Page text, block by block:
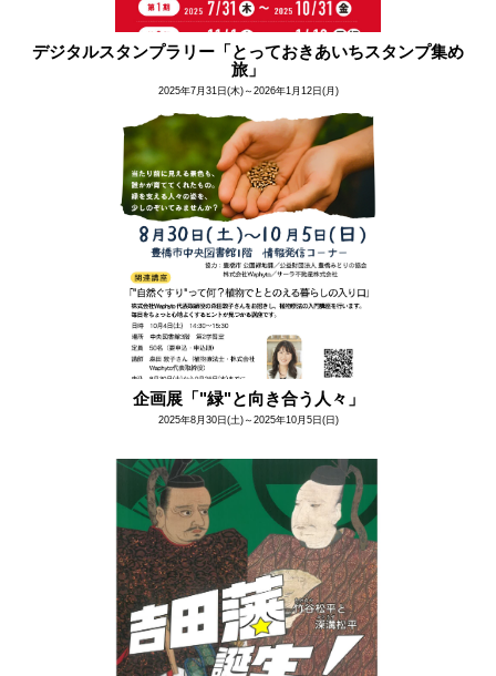
デジタルスタンプラリー「とっておきあいちスタンプ集め
旅」​
2025年7月31日(木)～2026年1月12日(月)
企画展「"緑"と向き合う人々」
2025年8月30日(土)～2025年10月5日(日)